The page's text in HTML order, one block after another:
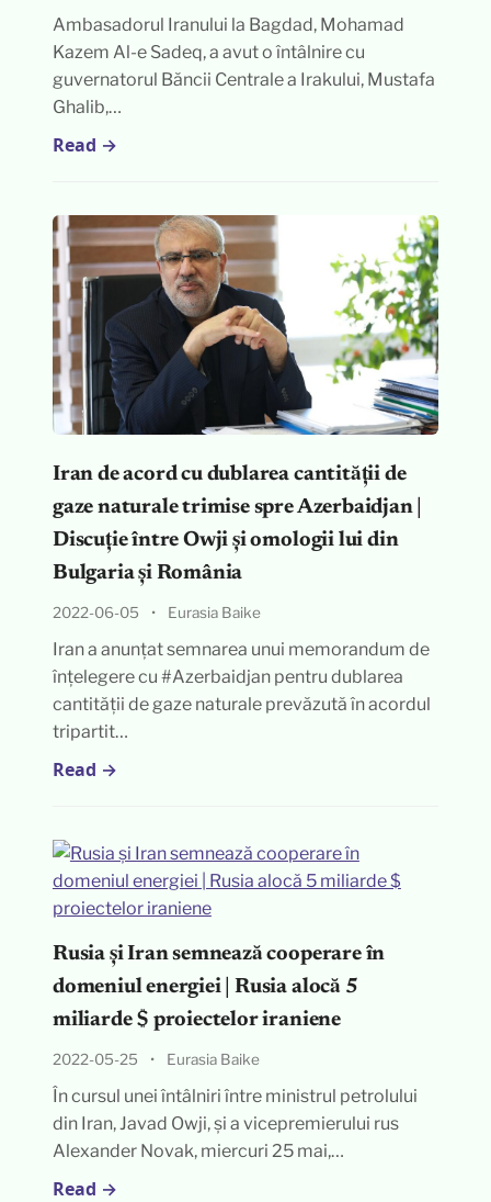
Ambasadorul Iranului la Bagdad, Mohamad
Kazem Al-e Sadeq, a avut o întâlnire cu
guvernatorul Băncii Centrale a Irakului, Mustafa
Ghalib,…
Read →
Iran de acord cu dublarea cantității de
gaze naturale trimise spre Azerbaidjan |
Discuție între Owji și omologii lui din
Bulgaria și România
2022-06-05 • Eurasia Baike
Iran a anunțat semnarea unui memorandum de
înțelegere cu #Azerbaidjan pentru dublarea
cantității de gaze naturale prevăzută în acordul
tripartit…
Read →
Rusia și Iran semnează cooperare în
domeniul energiei | Rusia alocă 5
miliarde $ proiectelor iraniene
2022-05-25 • Eurasia Baike
În cursul unei întâlniri între ministrul petrolului
din Iran, Javad Owji, și a vicepremierului rus
Alexander Novak, miercuri 25 mai,…
Read →